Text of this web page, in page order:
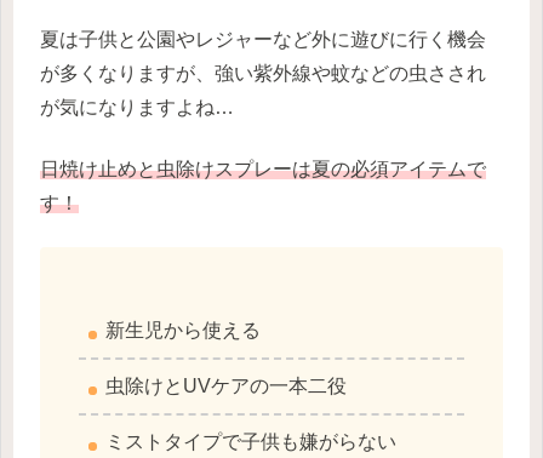
夏は子供と公園やレジャーなど外に遊びに行く機会
が多くなりますが、強い紫外線や蚊などの虫さされ
が気になりますよね…
日焼け止めと虫除けスプレーは夏の必須アイテムで
す！
新生児から使える
虫除けとUVケアの一本二役
ミストタイプで子供も嫌がらない